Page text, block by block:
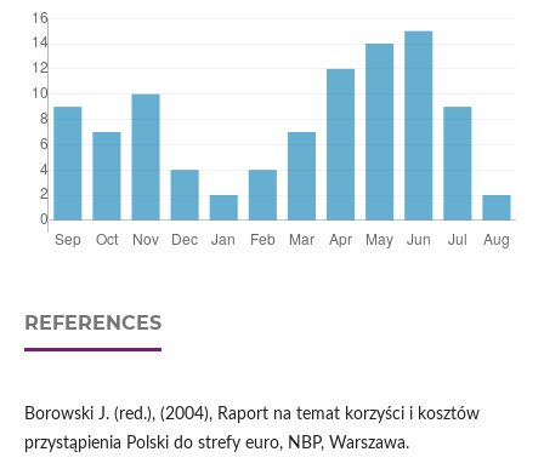
REFERENCES
Borowski J. (red.), (2004), Raport na temat korzyści i kosztów
przystąpienia Polski do strefy euro, NBP, Warszawa.